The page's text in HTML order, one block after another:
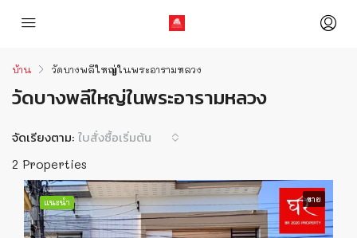
บ้าน วัดบางพลีใหญ่ในพระอารามหลวง
วัดบางพลีใหญ่ในพระอารามหลวง
2 Properties
จัดเรียงตาม: ใบสั่งซื้อเริ่มต้น
แนะนำ ขาย